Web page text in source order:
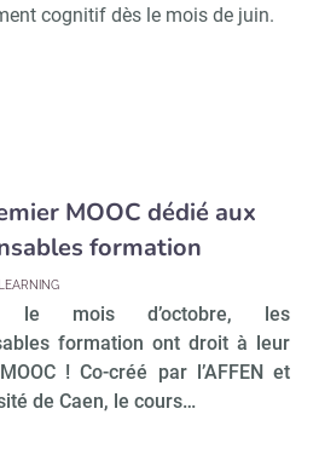
cognitif dès le mois de juin.
MOOC dédié aux
formation
le mois d’octobre, les
formation ont droit à leur
! Co-créé par l’AFFEN et
de Caen, le cours…